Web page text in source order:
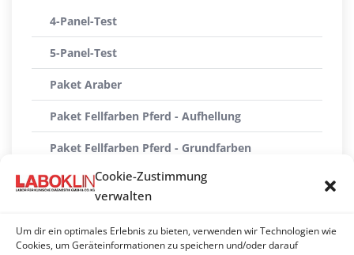
Cookie-Zustimmung
verwalten
Um dir ein optimales Erlebnis zu bieten, verwenden wir Technologien wie
Cookies, um Geräteinformationen zu speichern und/oder darauf
4-Panel-Test
5-Panel-Test
Paket Araber
Paket Fellfarben Pferd - Aufhellung
Paket Fellfarben Pferd - Grundfarben
Paket Fellfarben Pferd - Scheckung
Paket Quarab